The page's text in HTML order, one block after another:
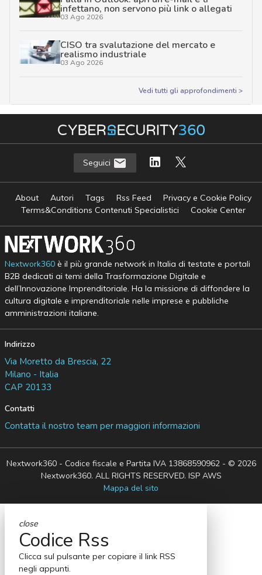
infettano, non servono più link o allegati
03 Ago 2026
CISO tra svalutazione del mercato e
realismo industriale
03 Ago 2026
Vedi tutti gli approfondimenti >
Seguici
About Autori Tags Rss Feed
Privacy e Cookie Policy
Terms&Conditions Contenuti Specialistici
Cookie Center
Nextwork360è il più grande network in Italia di testate e portali
B2B dedicati ai temi della Trasformazione Digitale e
dell’Innovazione Imprenditoriale. Ha la missione di diffondere la
cultura digitale e imprenditoriale nelle imprese e pubbliche
amministrazioni italiane.
Indirizzo
Via Moretto da Brescia, 22
Milano - Italia
CAP 20133
Contatti
Contatta il nostro team per maggiori informazioni
Nextwork360 - Codice fiscale e Partita IVA 13868590962 - © 2026
Nextwork360. ALL RIGHTS RESERVED. ISP AWS
Mappa del sito
close
Codice Rss
Clicca sul pulsante per copiare il link RSS
negli appunti.